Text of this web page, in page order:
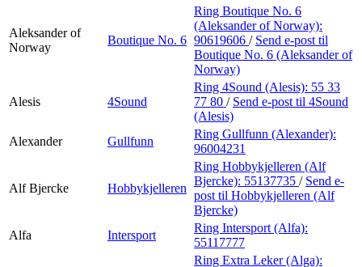
Aleksander of
Norway
Boutique No. 6
Ring Boutique No. 6
(Aleksander of Norway):
90619606 / Send e-post til
Boutique No. 6 (Aleksander of
Norway)
Alesis 4Sound
Ring 4Sound (Alesis): 55 33
77 80 / Send e-post til 4Sound
(Alesis)
Alexander
Gullfunn
Ring Gullfunn (Alexander):
96004231
Alf Bjercke Hobbykjelleren
Ring Hobbykjelleren (Alf
Bjercke): 55137735 / Send e-
post til Hobbykjelleren (Alf
Bjercke)
Alfa
Intersport
Ring Intersport (Alfa):
55117777
Ring Extra Leker (Alga):